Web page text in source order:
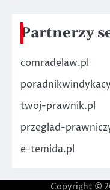
Partnerzy
comradelaw.pl
twoj-prawnik.pl
przeglad-
e-temida.pl
Copyright ©